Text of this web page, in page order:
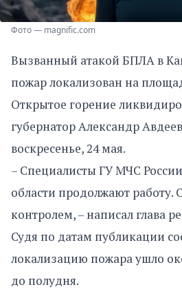
Фото — magnific.com
Вызванный атакой БПЛА в
пожар локализован на
Открытое горение
губернатор Александр
воскресенье, 24 мая.
– Специалисты ГУ МЧС
области продолжают работу.
контролем, – написал глава
Судя по датам публикации
локализацию пожара ушло
до полудня.